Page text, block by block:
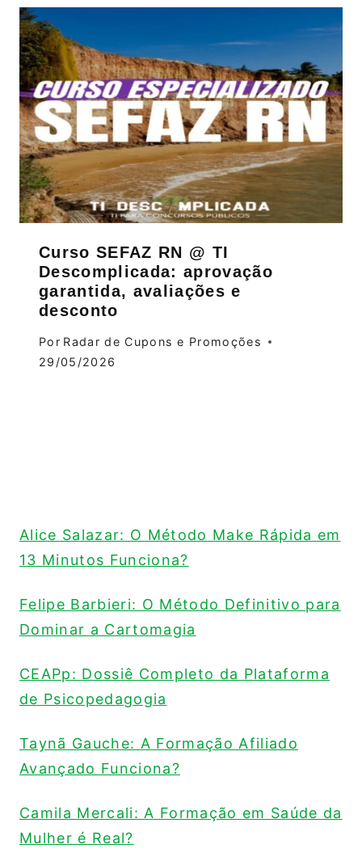
Curso SEFAZ RN @ TI
Descomplicada: aprovação
garantida, avaliações e
desconto
Por Radar de Cupons e Promoções
29/05/2026
Alice Salazar: O Método Make Rápida em
13 Minutos Funciona?
Felipe Barbieri: O Método Definitivo para
Dominar a Cartomagia
CEAPp: Dossiê Completo da Plataforma
de Psicopedagogia
Taynã Gauche: A Formação Afiliado
Avançado Funciona?
Camila Mercali: A Formação em Saúde da
Mulher é Real?